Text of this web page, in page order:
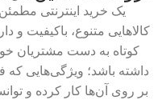
یک خرید اینترنتی
کالاهایی متنوع، باکیفیت
کوتاه به دست مشتریان
داشته باشد؛ ویژگی‌هایی
بر روی آن‌ها کار کرده و